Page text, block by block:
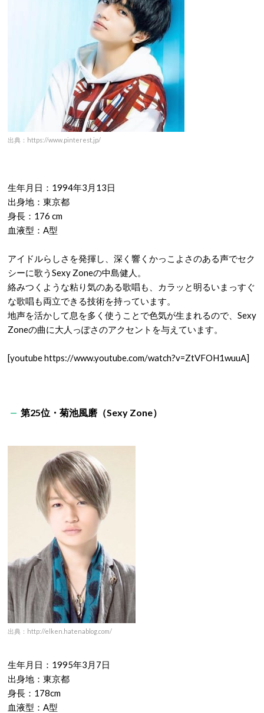
出典：https://www.pinterest.jp/
生年月日：1994年3月13日
出身地：東京都
身長：176 cm
血液型：A型
アイドルらしさを発揮し、深く響くかっこよさのある声でセク
シーに歌うSexy Zoneの中島健人。
絡みつくような粘り気のある歌唱も、カラッと明るいまっすぐ
な歌唱も両立できる技術を持っています。
地声を活かして息を多く使うことで色気が生まれるので、Sexy
Zoneの曲に大人っぽさのアクセントを与えています。
[youtube https://www.youtube.com/watch?v=ZtVFOH1wuuA]
第25位・菊池風磨（Sexy Zone）
出典：http://elken.hatenablog.com/
生年月日：1995年3月7日
出身地：東京都
身長：178cm
血液型：A型